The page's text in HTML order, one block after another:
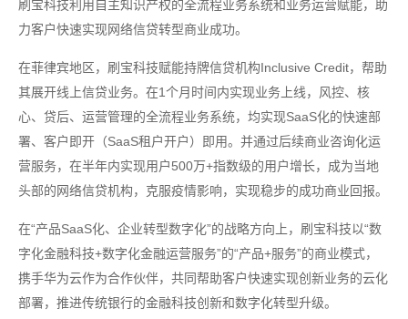
刷宝科技利用自主知识产权的全流程业务系统和业务运营赋能，助
力客户快速实现网络信贷转型商业成功。
在菲律宾地区，刷宝科技赋能持牌信贷机构Inclusive Credit，帮助
其展开线上信贷业务。在1个月时间内实现业务上线，风控、核
心、贷后、运营管理的全流程业务系统，均实现SaaS化的快速部
署、客户即开（SaaS租户开户）即用。并通过后续商业咨询化运
营服务，在半年内实现用户500万+指数级的用户增长，成为当地
头部的网络信贷机构，克服疫情影响，实现稳步的成功商业回报。
在“产品SaaS化、企业转型数字化”的战略方向上，刷宝科技以“数
字化金融科技+数字化金融运营服务”的“产品+服务”的商业模式，
携手华为云作为合作伙伴，共同帮助客户快速实现创新业务的云化
部署，推进传统银行的金融科技创新和数字化转型升级。